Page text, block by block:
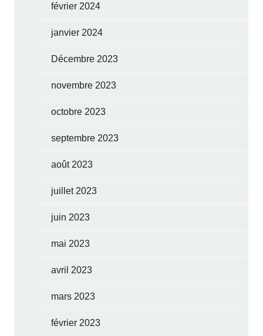
février 2024
janvier 2024
Décembre 2023
novembre 2023
octobre 2023
septembre 2023
août 2023
juillet 2023
juin 2023
mai 2023
avril 2023
mars 2023
février 2023